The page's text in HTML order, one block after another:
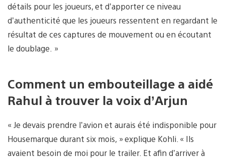
détails pour les joueurs, et d’apporter ce niveau
d’authenticité que les joueurs ressentent en regardant le
résultat de ces captures de mouvement ou en écoutant
le doublage. »
Comment un embouteillage a aidé
Rahul à trouver la voix d’Arjun
« Je devais prendre l’avion et aurais été indisponible pour
Housemarque durant six mois, » explique Kohli. « Ils
avaient besoin de moi pour le trailer. Et afin d’arriver à